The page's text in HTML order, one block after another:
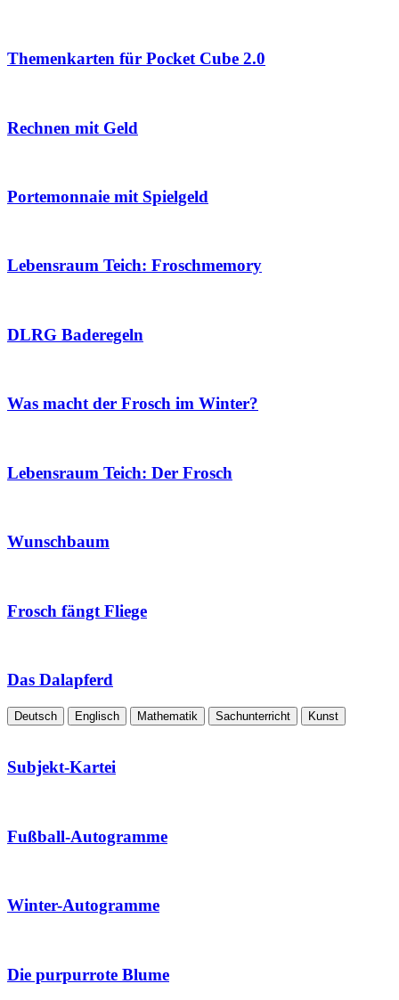
Themenkarten für Pocket Cube 2.0
Rechnen mit Geld
Portemonnaie mit Spielgeld
Lebensraum Teich: Froschmemory
DLRG Baderegeln
Was macht der Frosch im Winter?
Lebensraum Teich: Der Frosch
Wunschbaum
Frosch fängt Fliege
Das Dalapferd
Deutsch Englisch Mathematik Sachunterricht Kunst
Subjekt-Kartei
Fußball-Autogramme
Winter-Autogramme
Die purpurrote Blume